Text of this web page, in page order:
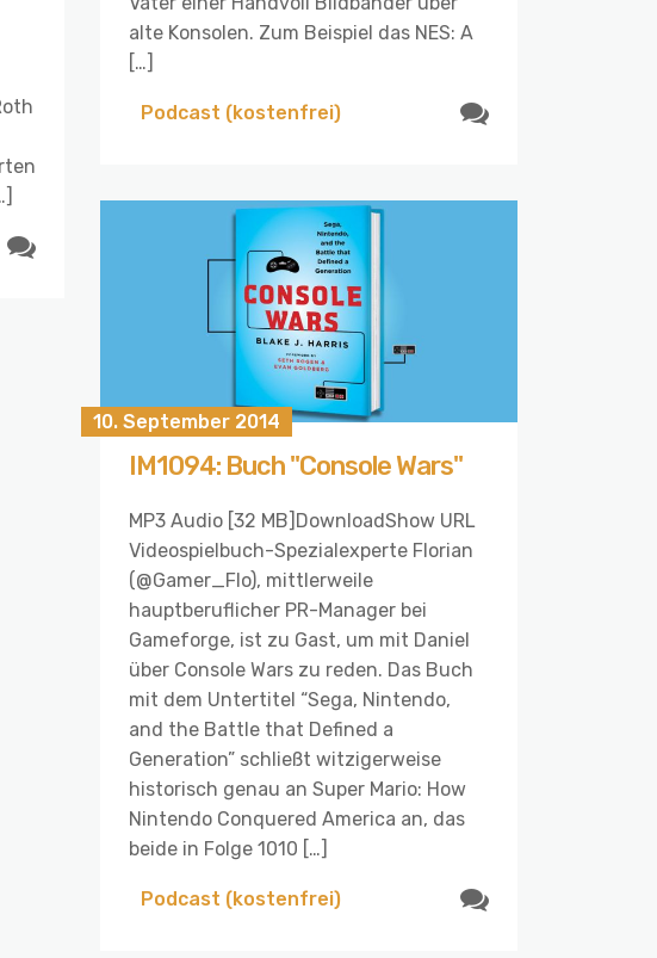
alte Konsolen. Zum Beispiel das NES: A
[…]
Podcast (kostenfrei)
10. September 2014
IM1094: Buch "Console Wars"
MP3 Audio [32 MB]DownloadShow URL
Videospielbuch-Spezialexperte Florian
(@Gamer_Flo), mittlerweile
hauptberuflicher PR-Manager bei
Gameforge, ist zu Gast, um mit Daniel
über Console Wars zu reden. Das Buch
mit dem Untertitel “Sega, Nintendo,
and the Battle that Defined a
Generation” schließt witzigerweise
historisch genau an Super Mario: How
Nintendo Conquered America an, das
beide in Folge 1010 […]
Podcast (kostenfrei)